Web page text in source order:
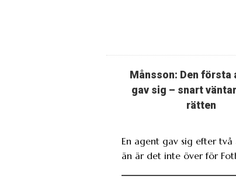
Månsson: Den första
gav sig – snart
rätten
En agent gav sig efter två
än är det inte över för